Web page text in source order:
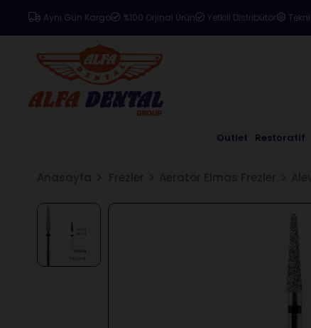
Aynı Gün Kargo %100 Orjinal Ürün Yetkili Distribütör
Outlet Restoratif